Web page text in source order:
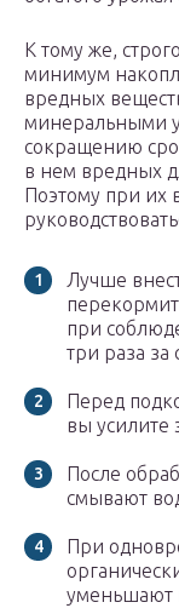
К тому же,
минимум
вредных
минеральными
сокращению
в нем вредных
Поэтому при их
Лучше
при
три раза за
Перед
вы усилите
После
смывают
При
уменьшают